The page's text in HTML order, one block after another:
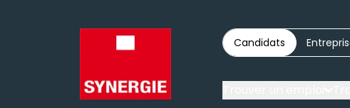
Candidats